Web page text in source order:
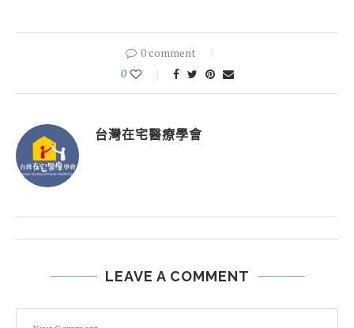
0 comment
0
台灣在宅醫療學會
LEAVE A COMMENT